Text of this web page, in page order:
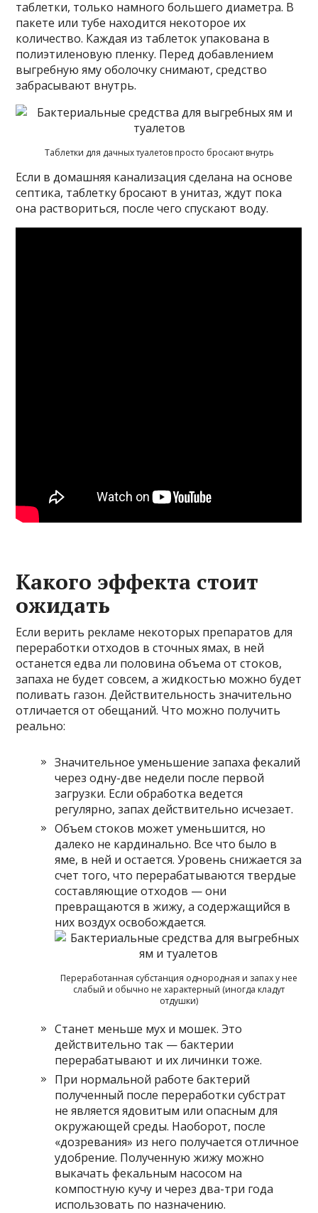
таблетки, только намного большего диаметра. В
пакете или тубе находится некоторое их
количество. Каждая из таблеток упакована в
полиэтиленовую пленку. Перед добавлением
выгребную яму оболочку снимают, средство
забрасывают внутрь.
Таблетки для дачных туалетов просто бросают внутрь
Если в домашняя канализация сделана на основе
септика, таблетку бросают в унитаз, ждут пока
она раствориться, после чего спускают воду.
Какого эффекта стоит
ожидать
Если верить рекламе некоторых препаратов для
переработки отходов в сточных ямах, в ней
останется едва ли половина объема от стоков,
запаха не будет совсем, а жидкостью можно будет
поливать газон. Действительность значительно
отличается от обещаний. Что можно получить
реально:
Значительное уменьшение запаха фекалий
через одну-две недели после первой
загрузки. Если обработка ведется
регулярно, запах действительно исчезает.
Объем стоков может уменьшится, но
далеко не кардинально. Все что было в
яме, в ней и остается. Уровень снижается за
счет того, что перерабатываются твердые
составляющие отходов — они
превращаются в жижу, а содержащийся в
них воздух освобождается.
Переработанная субстанция однородная и запах у нее
слабый и обычно не характерный (иногда кладут
отдушки)
Станет меньше мух и мошек. Это
действительно так — бактерии
перерабатывают и их личинки тоже.
При нормальной работе бактерий
полученный после переработки субстрат
не является ядовитым или опасным для
окружающей среды. Наоборот, после
«дозревания» из него получается отличное
удобрение. Полученную жижу можно
выкачать фекальным насосом на
компостную кучу и через два-три года
использовать по назначению.